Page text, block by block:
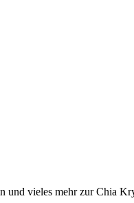
vieles mehr zur Chia